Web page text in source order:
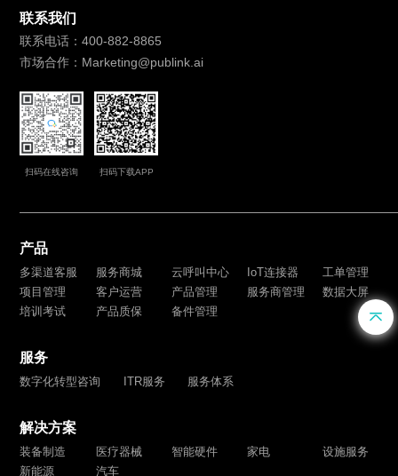
联系我们
联系电话：400-882-8865
市场合作：Marketing@publink.ai
扫码在线咨询 扫码下载APP
产品
多渠道客服 服务商城 云呼叫中心 IoT连接器
工单管理
项目管理
客户运营 产品管理 服务商管理
数据大屏
培训考试
产品质保 备件管理
服务
数字化转型咨询 ITR服务 服务体系
解决方案
装备制造 医疗器械 智能硬件 家电
设施服务
新能源
汽车